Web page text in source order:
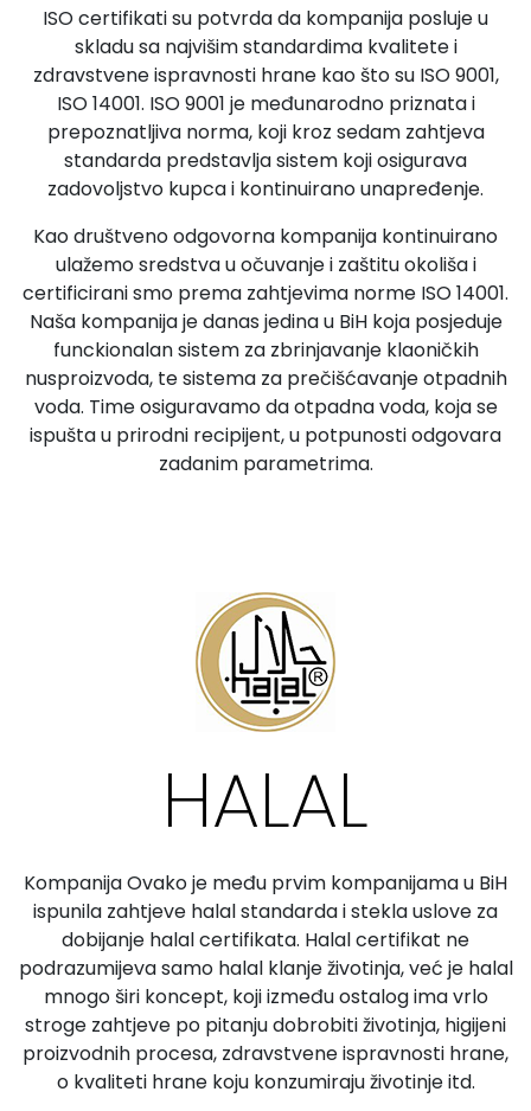
ISO certifikati su potvrda da kompanija posluje u
skladu sa najvišim standardima kvalitete i
zdravstvene ispravnosti hrane kao što su ISO 9001,
ISO 14001. ISO 9001 je međunarodno priznata i
prepoznatljiva norma, koji kroz sedam zahtjeva
standarda predstavlja sistem koji osigurava
zadovoljstvo kupca i kontinuirano unapređenje.
Kao društveno odgovorna kompanija kontinuirano
ulažemo sredstva u očuvanje i zaštitu okoliša i
certificirani smo prema zahtjevima norme ISO 14001.
Naša kompanija je danas jedina u BiH koja posjeduje
funckionalan sistem za zbrinjavanje klaoničkih
nusproizvoda, te sistema za prečišćavanje otpadnih
voda. Time osiguravamo da otpadna voda, koja se
ispušta u prirodni recipijent, u potpunosti odgovara
zadanim parametrima.
HALAL
Kompanija Ovako je među prvim kompanijama u BiH
ispunila zahtjeve halal standarda i stekla uslove za
dobijanje halal certifikata. Halal certifikat ne
podrazumijeva samo halal klanje životinja, već je halal
mnogo širi koncept, koji između ostalog ima vrlo
stroge zahtjeve po pitanju dobrobiti životinja, higijeni
proizvodnih procesa, zdravstvene ispravnosti hrane,
o kvaliteti hrane koju konzumiraju životinje itd.